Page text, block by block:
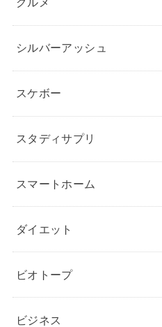
シルバーアッシュ
スケボー
スタディサプリ
スマートホーム
ダイエット
ビオトープ
ビジネス